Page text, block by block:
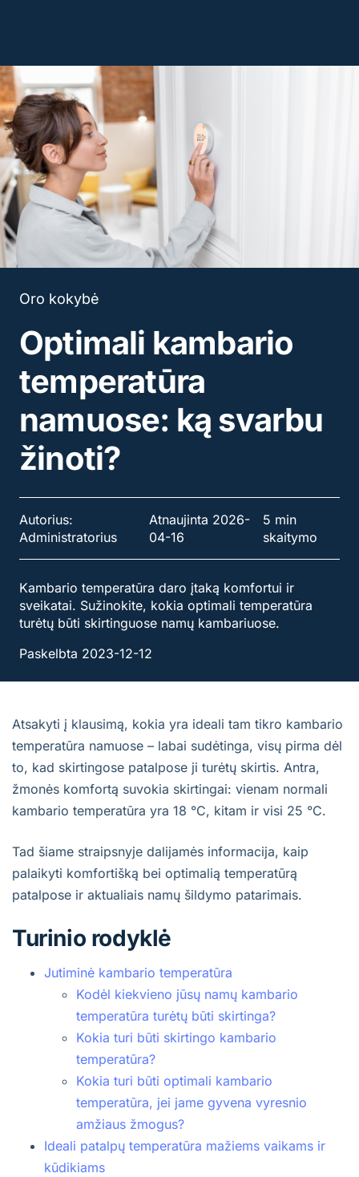
Oro kokybė
Optimali kambario
temperatūra
namuose: ką svarbu
žinoti?
Autorius:
Administratorius
Atnaujinta 2026-
04-16
5 min
skaitymo
Kambario temperatūra daro įtaką komfortui ir
sveikatai. Sužinokite, kokia optimali temperatūra
turėtų būti skirtinguose namų kambariuose.
Paskelbta 2023-12-12
Atsakyti į klausimą, kokia yra ideali tam tikro kambario
temperatūra namuose – labai sudėtinga, visų pirma dėl
to, kad skirtingose patalpose ji turėtų skirtis. Antra,
žmonės komfortą suvokia skirtingai: vienam normali
kambario temperatūra yra 18 °C, kitam ir visi 25 °C.
Tad šiame straipsnyje dalijamės informacija, kaip
palaikyti komfortišką bei optimalią temperatūrą
patalpose ir aktualiais namų šildymo patarimais.
Turinio rodyklė
Jutiminė kambario temperatūra
Kodėl kiekvieno jūsų namų kambario
temperatūra turėtų būti skirtinga?
Kokia turi būti skirtingo kambario
temperatūra?
Kokia turi būti optimali kambario
temperatūra, jei jame gyvena vyresnio
amžiaus žmogus?
Ideali patalpų temperatūra mažiems vaikams ir
kūdikiams